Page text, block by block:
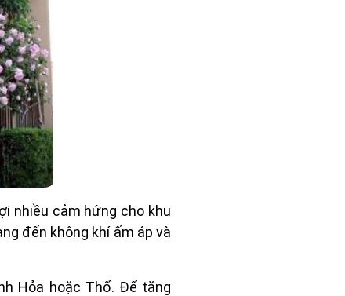
nhiều cảm hứng cho khu
đến không khí ấm áp và
Hỏa hoặc Thổ. Để tăng